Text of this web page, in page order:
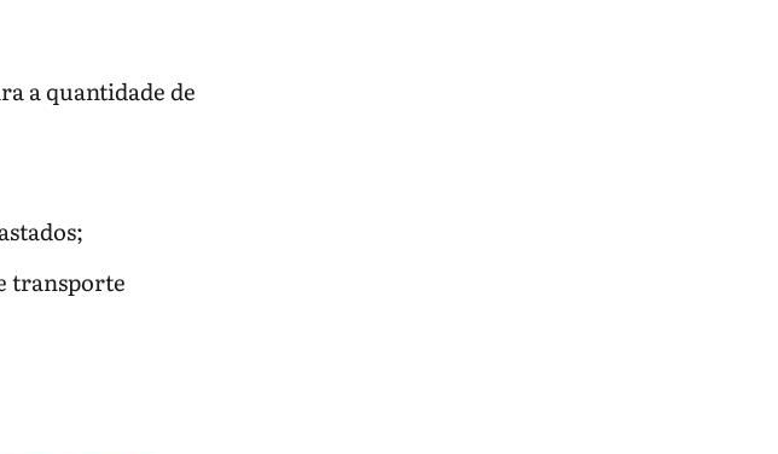
a quantidade de
transporte